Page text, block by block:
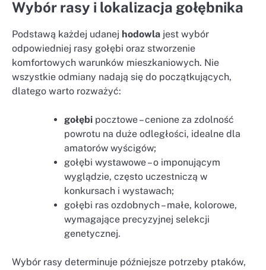
Wybór rasy i lokalizacja gołębnika
Podstawą każdej udanej hodowla jest wybór
odpowiedniej rasy gołębi oraz stworzenie
komfortowych warunków mieszkaniowych. Nie
wszystkie odmiany nadają się do początkujących,
dlatego warto rozważyć:
gołębi pocztowe – cenione za zdolność
powrotu na duże odległości, idealne dla
amatorów wyścigów;
gołębi wystawowe – o imponującym
wyglądzie, często uczestniczą w
konkursach i wystawach;
gołębi ras ozdobnych – małe, kolorowe,
wymagające precyzyjnej selekcji
genetycznej.
Wybór rasy determinuje późniejsze potrzeby ptaków,